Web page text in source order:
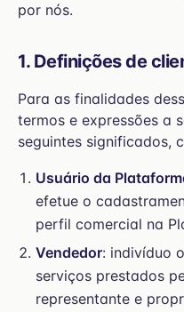
por nós.
1. Definições de
Para as finalidades
termos e expressões a
seguintes significados,
Usuário da
efetue o
perfil comercial na
Vendedor: indivíduo
serviços prestados
representante e